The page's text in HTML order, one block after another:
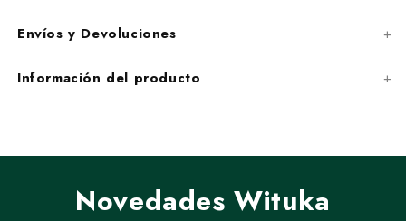
Envíos y Devoluciones
Información del producto
Novedades Wituka